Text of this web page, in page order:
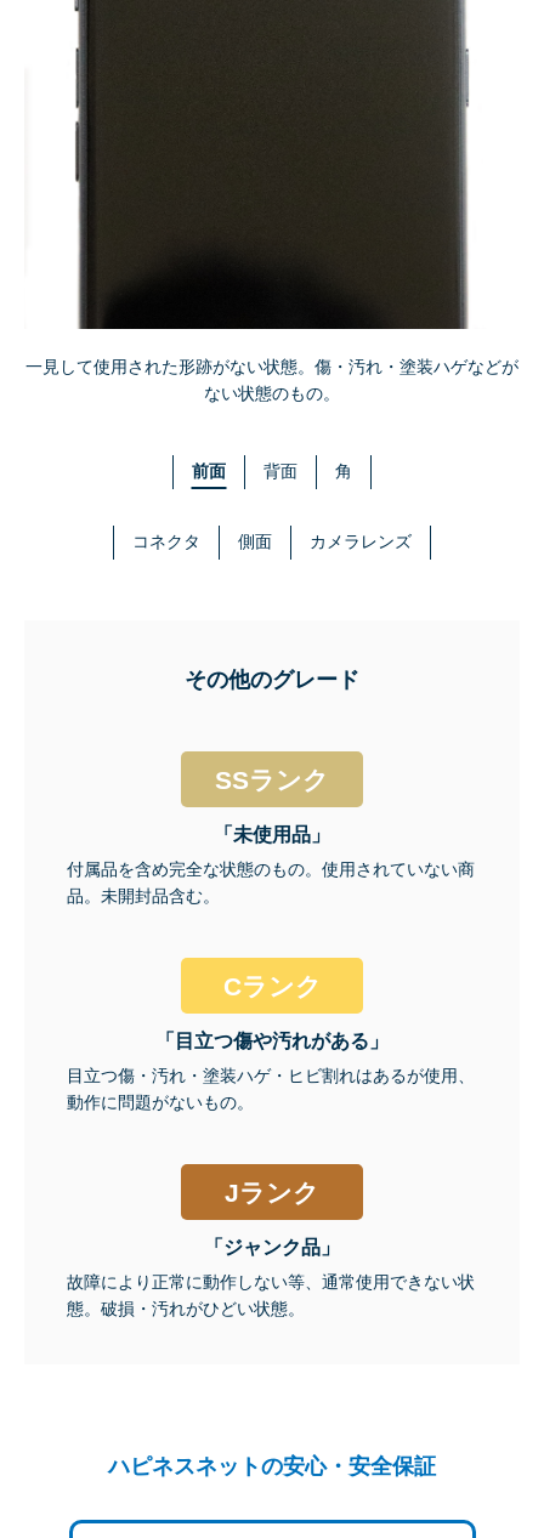
一見して使用された形跡がない状態。傷・汚れ・塗装ハゲなどが
ない状態のもの。
前面 背面 角
コネクタ 側面 カメラレンズ
その他のグレード
SSランク
「未使用品」
付属品を含め完全な状態のもの。使用されていない商
品。未開封品含む。
Cランク
「目立つ傷や汚れがある」
目立つ傷・汚れ・塗装ハゲ・ヒビ割れはあるが使用、
動作に問題がないもの。
Jランク
「ジャンク品」
故障により正常に動作しない等、通常使用できない状
態。破損・汚れがひどい状態。
ハピネスネットの安心・安全保証